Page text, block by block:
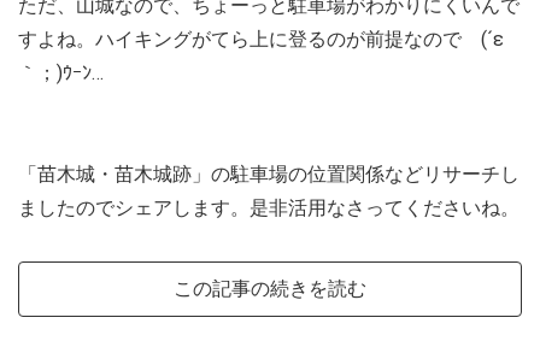
ただ、山城なので、ちょーっと駐車場がわかりにくいんで
すよね。ハイキングがてら上に登るのが前提なので (´ε
｀；)ｳｰﾝ…
「苗木城・苗木城跡」の駐車場の位置関係などリサーチし
ましたのでシェアします。是非活用なさってくださいね。
この記事の続きを読む